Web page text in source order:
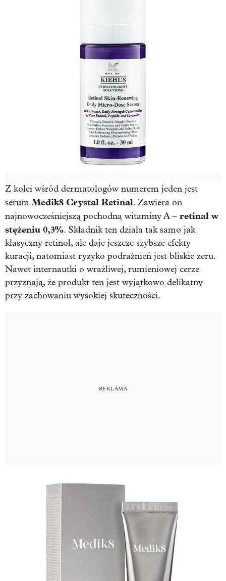
Z kolei wśród dermatologów numerem jeden jest
serum Medik8 Crystal Retinal. Zawiera on
najnowocześniejszą pochodną witaminy A – retinal w
stężeniu 0,3%. Składnik ten działa tak samo jak
klasyczny retinol, ale daje jeszcze szybsze efekty
kuracji, natomiast ryzyko podrażnień jest bliskie zeru.
Nawet internautki o wrażliwej, rumieniowej cerze
przyznają, że produkt ten jest wyjątkowo delikatny
przy zachowaniu wysokiej skuteczności.